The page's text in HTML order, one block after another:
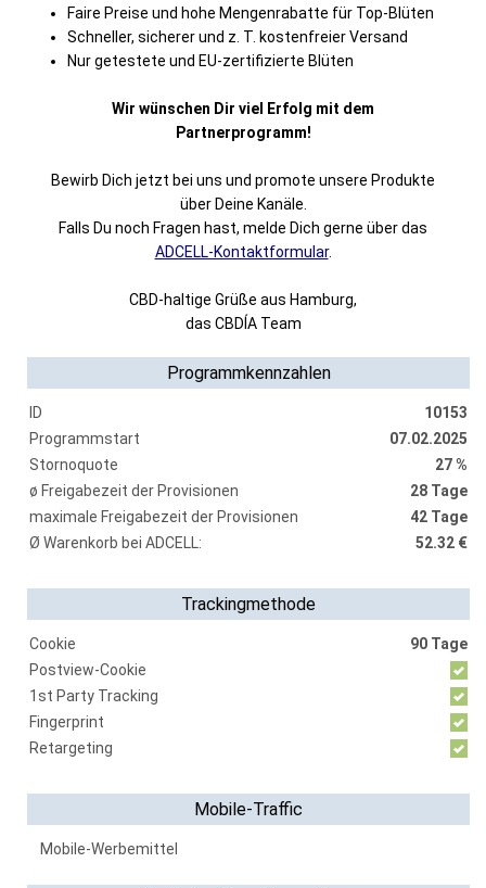
Faire Preise und hohe Mengenrabatte für Top-Blüten
Schneller, sicherer und z. T. kostenfreier Versand
Nur getestete und EU-zertifizierte Blüten
Wir wünschen Dir viel Erfolg mit dem
Partnerprogramm!
Bewirb Dich jetzt bei uns und promote unsere Produkte
über Deine Kanäle.
Falls Du noch Fragen hast, melde Dich gerne über das
ADCELL-Kontaktformular.
CBD-haltige Grüße aus Hamburg,
das CBDÍA Team
Programmkennzahlen
ID
10153
Programmstart
07.02.2025
Stornoquote
27 %
ø Freigabezeit der Provisionen
28 Tage
maximale Freigabezeit der Provisionen
42 Tage
Ø Warenkorb bei ADCELL:
52.32 €
Trackingmethode
Cookie
90 Tage
Postview-Cookie
1st Party Tracking
Fingerprint
Retargeting
Mobile-Traffic
Mobile-Werbemittel